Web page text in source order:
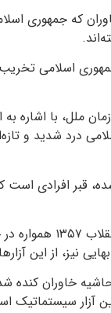
که جمهوری
اسلامی تخریب
ملل، با اشاره
درد شدید و
قبر افرادی است
آزار سیستماتیک
خاوران
آزار سیستماتیک